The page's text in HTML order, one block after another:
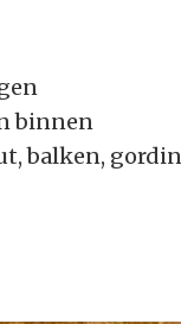
binnen
balken,